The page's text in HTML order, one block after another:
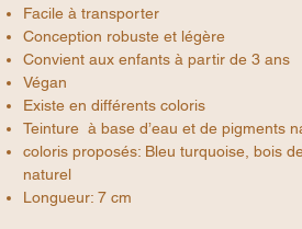
Facile à transporter
Conception robuste et légère
Convient aux enfants à partir de 3 ans
Végan
Existe en différents coloris
Teinture à base d’eau et de pigments
coloris proposés: Bleu turquoise, bois
naturel
Longueur: 7 cm